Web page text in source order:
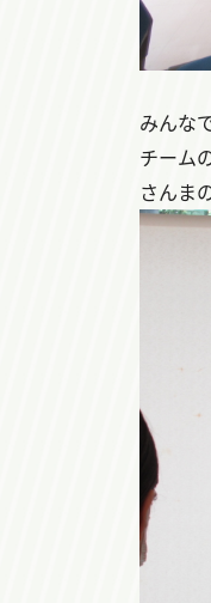
みんな
チーム
さんま